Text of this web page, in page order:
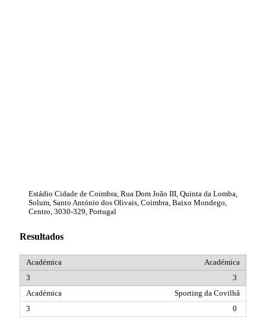
Estádio Cidade de Coimbra, Rua Dom João III, Quinta da Lomba,
Solum, Santo António dos Olivais, Coimbra, Baixo Mondego,
Centro, 3030-329, Portugal
Resultados
Académica
3
Sporting da Covilhã
0